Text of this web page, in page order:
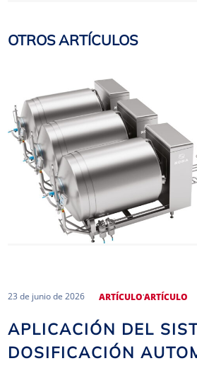
OTROS ARTÍCULOS
23 de junio de 2026 ARTÍCULO,ARTÍCULO
APLICACIÓN DEL
DOSIFICACIÓN